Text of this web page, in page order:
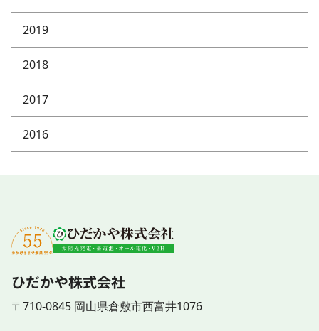
2019
2018
2017
2016
ひだかや株式会社
〒710-0845 岡山県倉敷市西富井1076